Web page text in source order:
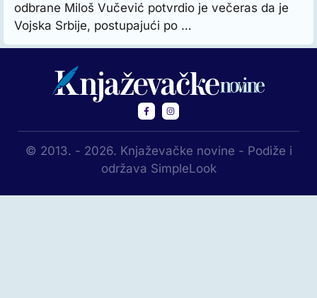
odbrane Miloš Vučević potvrdio je večeras da je
Vojska Srbije, postupajući po …
© 2013. - 2026. Knjaževačke novine - Podiže i
održava SimpleLook